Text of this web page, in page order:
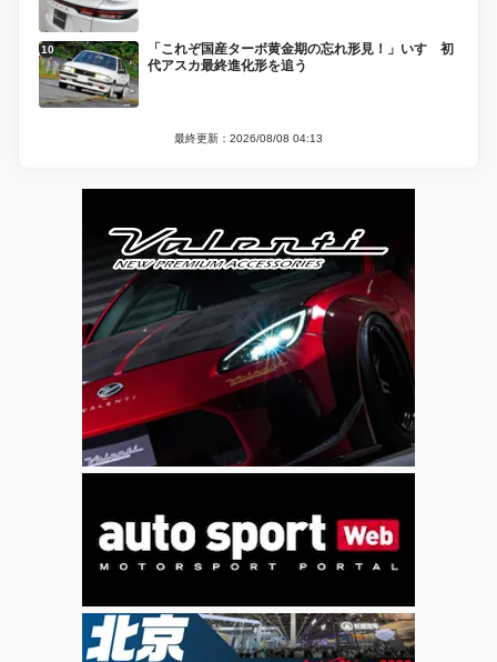
「これぞ国産ターボ黄金期の忘れ形見！」いすゞ初
代アスカ最終進化形を追う
最終更新：2026/08/08 04:13